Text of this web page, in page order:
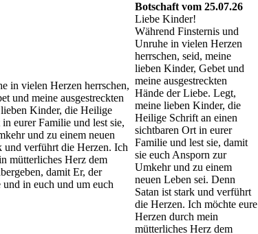
in vielen Herzen herrschen,
und meine ausgestreckten
Kinder, die Heilige
eurer Familie und lest sie,
und zu einem neuen
und verführt die Herzen. Ich
mütterliches Herz dem
damit Er, der
in euch und um euch
Botschaft vom 25.07.26
Liebe Kinder!
Während Finsternis und
Unruhe in vielen Herzen
herrschen, seid, meine
lieben Kinder, Gebet und
meine ausgestreckten
Hände der Liebe. Legt,
meine lieben Kinder, die
Heilige Schrift an einen
sichtbaren Ort in eurer
Familie und lest sie, damit
sie euch Ansporn zur
Umkehr und zu einem
neuen Leben sei. Denn
Satan ist stark und verführt
die Herzen. Ich möchte eure
Herzen durch mein
mütterliches Herz dem